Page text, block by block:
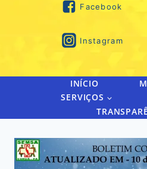
Facebook
Instagram
INÍCIO
SERVIÇOS